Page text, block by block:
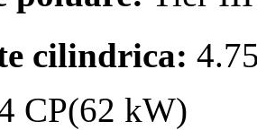
cilindrica:
CP(62 kW)